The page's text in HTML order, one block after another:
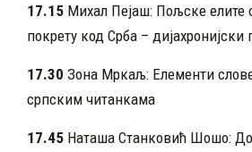
17.15 Михал Пејаш: Пољске елите
покрету код Срба – дијахронијски
17.30 Зона Мркаљ: Елементи
српским читанкама
17.45 Наташа Станковић Шошо: